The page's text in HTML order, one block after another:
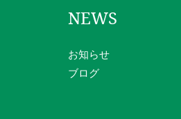
NEWS
お知らせ
ブログ